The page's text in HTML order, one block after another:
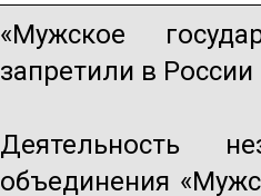
«Мужское
запретили в России
Деятельность
объединения